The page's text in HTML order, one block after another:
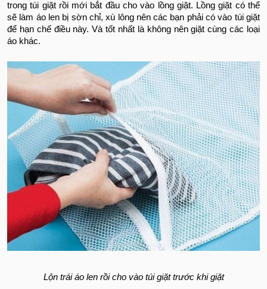
trong túi giặt rồi mới bắt đầu cho vào lồng giặt. Lồng giặt có thể
sẽ làm áo len bị sờn chỉ, xù lông nên các bạn phải có vào túi giặt
để hạn chế điều này. Và tốt nhất là không nên giặt cùng các loại
áo khác.
Lộn trái áo len rồi cho vào túi giặt trước khi giặt